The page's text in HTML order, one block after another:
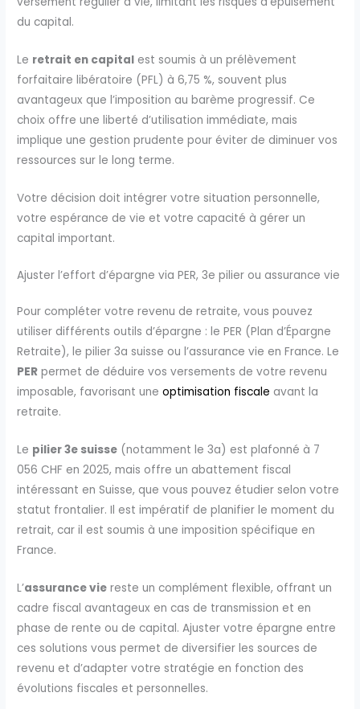
du capital.
Le retrait en capital est soumis à un prélèvement
forfaitaire libératoire (PFL) à 6,75 %, souvent plus
avantageux que l’imposition au barème progressif. Ce
choix offre une liberté d’utilisation immédiate, mais
implique une gestion prudente pour éviter de diminuer vos
ressources sur le long terme.
Votre décision doit intégrer votre situation personnelle,
votre espérance de vie et votre capacité à gérer un
capital important.
Ajuster l’effort d’épargne via PER, 3e pilier ou assurance vie
Pour compléter votre revenu de retraite, vous pouvez
utiliser différents outils d’épargne : le PER (Plan d’Épargne
Retraite), le pilier 3a suisse ou l’assurance vie en France. Le
PER permet de déduire vos versements de votre revenu
imposable, favorisant uneoptimisation fiscale avant la
retraite.
Le pilier 3e suisse (notamment le 3a) est plafonné à 7
056 CHF en 2025, mais offre un abattement fiscal
intéressant en Suisse, que vous pouvez étudier selon votre
statut frontalier. Il est impératif de planifier le moment du
retrait, car il est soumis à une imposition spécifique en
France.
L’assurance vie reste un complément flexible, offrant un
cadre fiscal avantageux en cas de transmission et en
phase de rente ou de capital. Ajuster votre épargne entre
ces solutions vous permet de diversifier les sources de
revenu et d’adapter votre stratégie en fonction des
évolutions fiscales et personnelles.